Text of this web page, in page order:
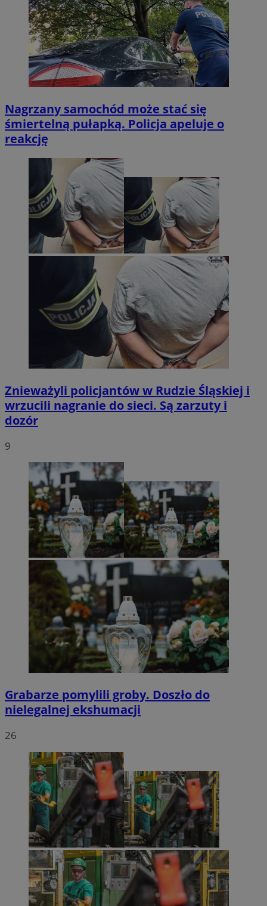
Nagrzany samochód może stać się
śmiertelną pułapką. Policja apeluje o
reakcję
Znieważyli policjantów w Rudzie Śląskiej i
wrzucili nagranie do sieci. Są zarzuty i
dozór
9
Grabarze pomylili groby. Doszło do
nielegalnej ekshumacji
26